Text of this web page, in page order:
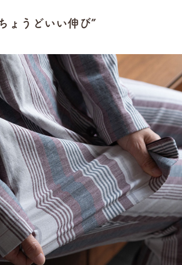
ょうどいい伸び”